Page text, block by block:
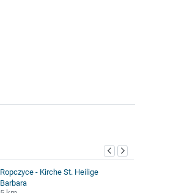
Ropczyce - Kirche St. Heilige
Barbara